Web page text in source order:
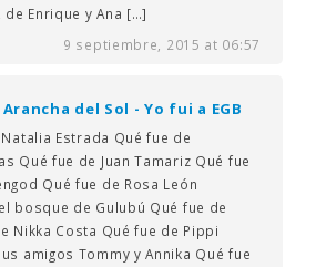
de Enrique y Ana […]
9 septiembre, 2015 at 06:57
del Sol - Yo fui a EGB
Estrada Qué fue de
Qué fue de Juan Tamariz Qué fue
Qué fue de Rosa León
bosque de Gulubú Qué fue de
Nikka Costa Qué fue de Pippi
amigos Tommy y Annika Qué fue